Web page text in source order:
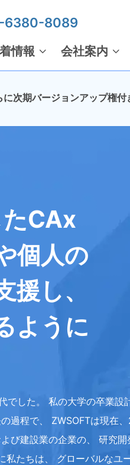
6380-8089
情報 会社案内
次期バージョンアップ権付
CAx
個人の
し、
ように
でした。 私の大学の卒業設
過程で、 ZWSOFTは現在
び建設業の企業の、 研究開
私たちは、 グローバルなユ